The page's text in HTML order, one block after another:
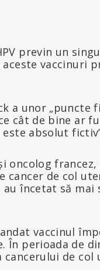
previn un
vaccinuri
a unor „puncte
cât de bine ar
absolut
oncolog
de col
încetat să mai
vaccinul
În perioada de
de col